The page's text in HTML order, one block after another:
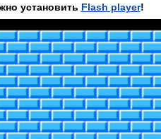
установить Flash player!